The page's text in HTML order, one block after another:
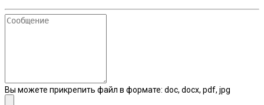
Сообщение
Вы можете прикрепить файл в формате: doc, docx, pdf, jpg